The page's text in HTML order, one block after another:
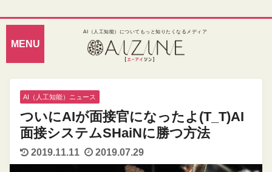
AI（人工知能）についてもっと知りたくなるメディア
AI（人工知能）ニュース
ついにAIが面接官になったよ(T_T)AI
面接システムSHaiNに勝つ方法
2019.11.11 2019.07.29